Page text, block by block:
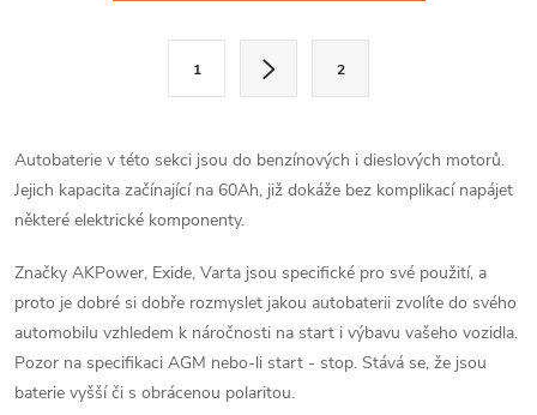
d
a
í
p
r
á
n
k
v
á
n
í
1 2
Autobaterie v této sekci jsou do benzínových i dieslových motorů.
Jejich kapacita začínající na 60Ah, již dokáže bez komplikací napájet
některé elektrické komponenty.
Značky AKPower, Exide, Varta jsou specifické pro své použití, a
proto je dobré si dobře rozmyslet jakou autobaterii zvolíte do svého
automobilu vzhledem k náročnosti na start i výbavu vašeho vozidla.
Pozor na specifikaci AGM nebo-li start - stop. Stává se, že jsou
baterie vyšší či s obrácenou polaritou.